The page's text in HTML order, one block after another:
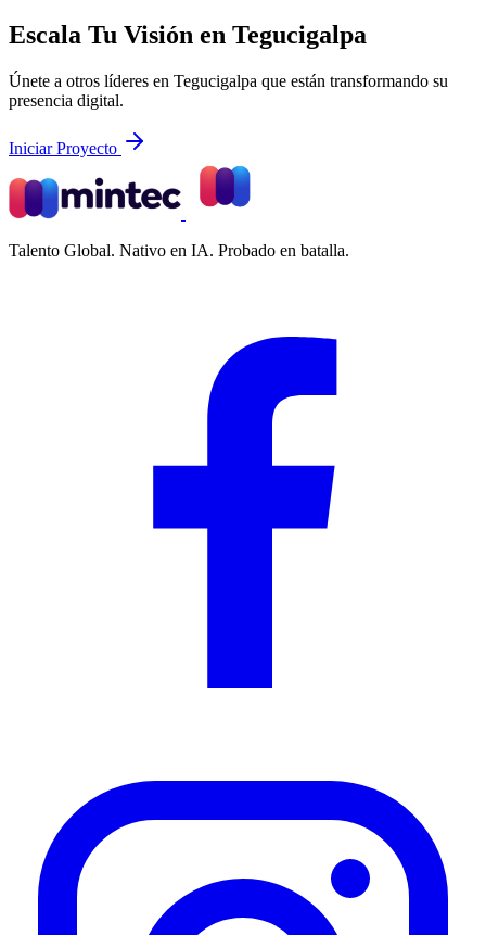
Escala Tu Visión en Tegucigalpa
Únete a otros líderes en Tegucigalpa que están transformando su
presencia digital.
Iniciar Proyecto
Talento Global. Nativo en IA. Probado en batalla.